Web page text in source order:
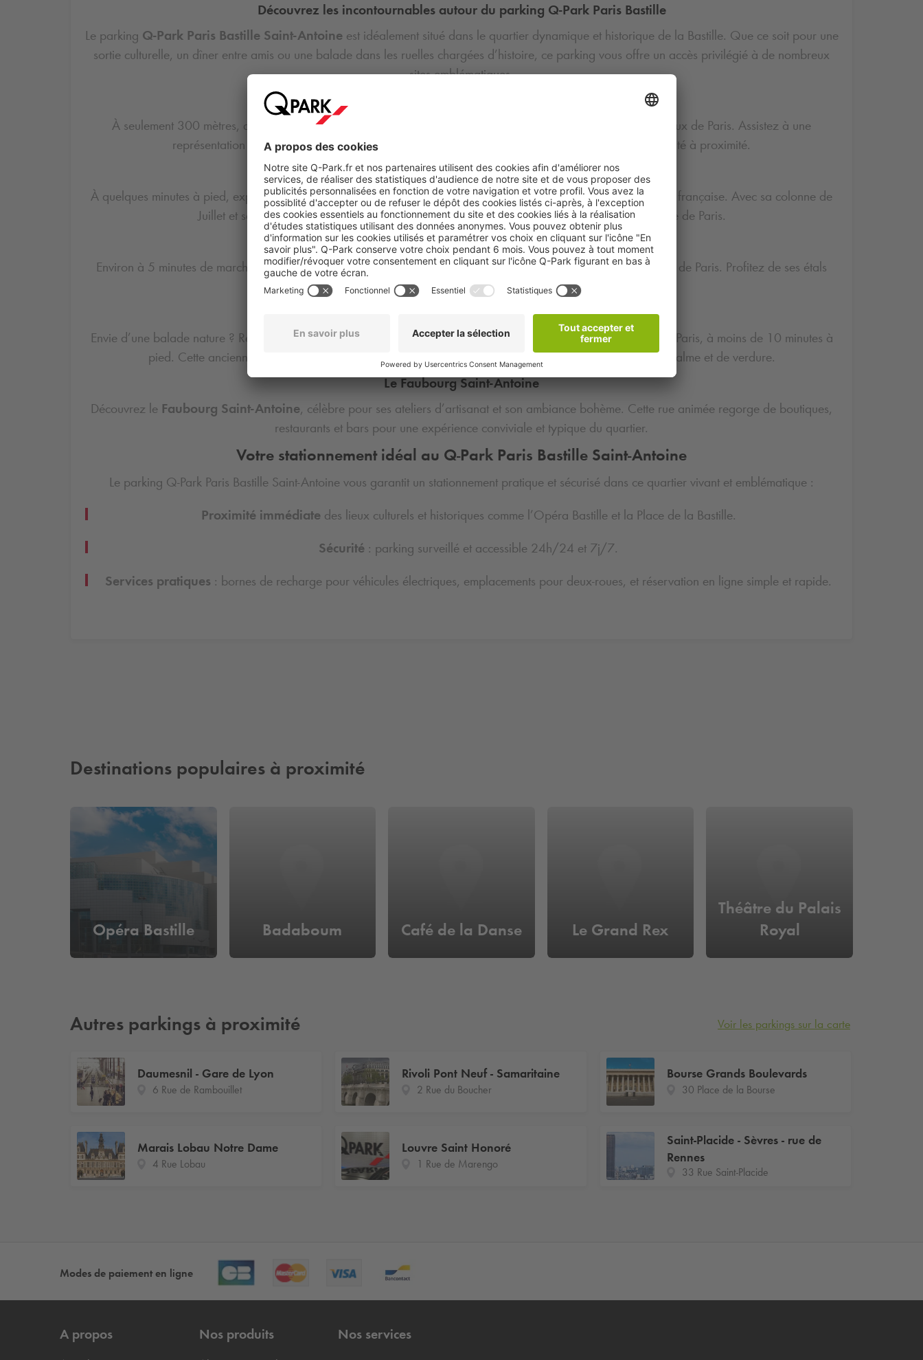
Découvrez les incontournables autour du parking Q-ParkParis Bastille
Le parking Q-ParkParis Bastille Saint-Antoineest idéalement situé dans le quartier dynamique et historique de la Bastille. Que ce soit pour une
sortie culturelle, un dîner entre amis ou une balade dans les ruelles chargées d’histoire, ce parking vous offre un accès privilégié à de nombreux
sites emblématiques.
À seulement 300 mètres, découvrez l’impressionnant
, l’un des lieux culturels les plus prestigieux de Paris. Assistez à une
représentation d’opéra, de ballet ou de concert et laissez votre voiture stationnée en toute tranquillité à proximité.
La Place de la Bastille
À quelques minutes à pied, explorez la célèbrePlace de la Bastille, un lieu historique marquant de la Révolution française. Avec sa colonne de
Juillet et ses nombreux cafés environnants, c’est un endroit incontournable pour ressentir l’âme de Paris.
Le Marché d’Aligre
Environ à 5 minutes de marche, découvrez leMarché d’Aligre, l’un des marchés les plus authentiques et vivants de Paris. Profitez de ses étals
colorés et de ses produits frais pour une expérience typiquement parisienne.
La Coulée Verte René-Dumont
Envie d’une balade nature ? Rejoignez la Coulée Verte René-Dumont, une promenade suspendue au cœur de Paris, à moins de 10 minutes à
pied. Cette ancienne voie ferroviaire réaménagée en espace vert est parfaite pour une parenthèse de calme et de verdure.
Le Faubourg Saint-Antoine
Découvrez le Faubourg Saint-Antoine, célèbre pour ses ateliers d’artisanat et son ambiance bohème. Cette rue animée regorge de boutiques,
restaurants et bars pour une expérience conviviale et typique du quartier.
Votre stationnement idéal au Q-Park Paris Bastille Saint-Antoine
Le parking Q-Park Paris Bastille Saint-Antoine vous garantit un stationnement pratique et sécurisé dans ce quartier vivant et emblématique :
Proximité immédiatedes lieux culturels et historiques comme l’Opéra Bastille et la Place de la Bastille.
Sécurité : parking surveillé et accessible 24h/24 et 7j/7.
Services pratiques : bornes de recharge pour véhicules électriques, emplacements pour deux-roues, et réservation en ligne simple et rapide.
Destinations populaires à proximité
Opéra Bastille Badaboum Café de la Danse Le Grand Rex
Théâtre du Palais
Royal
Autres parkings à proximité Voir les parkings sur la carte
Daumesnil - Gare de Lyon
6 Rue de Rambouillet
Marais Lobau Notre Dame
4 Rue Lobau
Rivoli Pont Neuf - Samaritaine
2 Rue du Boucher
Louvre Saint Honoré
1 Rue de Marengo
Bourse Grands Boulevards
30 Place de la Bourse
Saint-Placide - Sèvres - rue de
Rennes
33 Rue Saint-Placide
Modes de paiement en ligne
A propos Nos produits Nos services